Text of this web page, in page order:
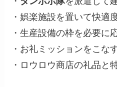
・娯楽施設を置いて快適
・生産設備の枠を必要に
・お礼ミッションをこな
・ロウロウ商店の礼品と